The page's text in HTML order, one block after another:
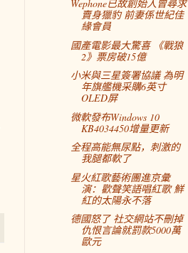
Wephone已故創始人曾尋求
賣身獵豹 前妻係世紀佳
緣會員
國產電影最大驚喜 《戰狼
2》票房破15億
小米與三星簽署協議 為明
年旗艦機采購6英寸
OLED屏
微軟發布Windows 10
KB4034450增量更新
全程高能無尿點，刺激的
我腿都軟了
星火紅歌藝術團進京彙
演：歡聲笑語唱紅歌 鮮
紅的太陽永不落
德國怒了 社交網站不刪掉
仇恨言論就罰款5000萬
歐元